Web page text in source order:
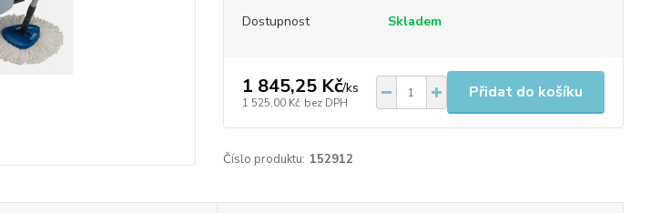
Dostupnost Skladem
1 845,25 Kč/ks
1 525,00 Kč bez DPH
Přidat do košíku
Číslo produktu: 152912